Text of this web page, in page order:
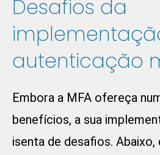
Desafios da
autenticação
Embora a MFA ofereça
benefícios, a sua
isenta de desafios.